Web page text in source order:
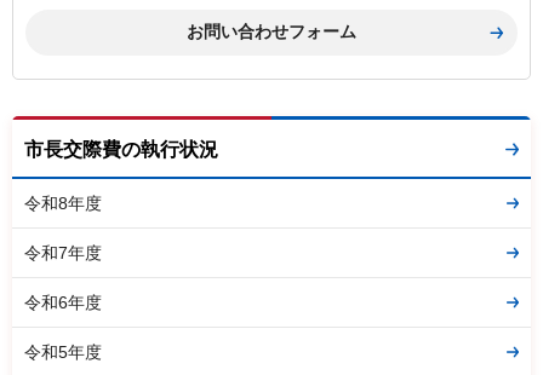
市長交際費の執行状況
令和8年度
令和7年度
令和6年度
令和5年度